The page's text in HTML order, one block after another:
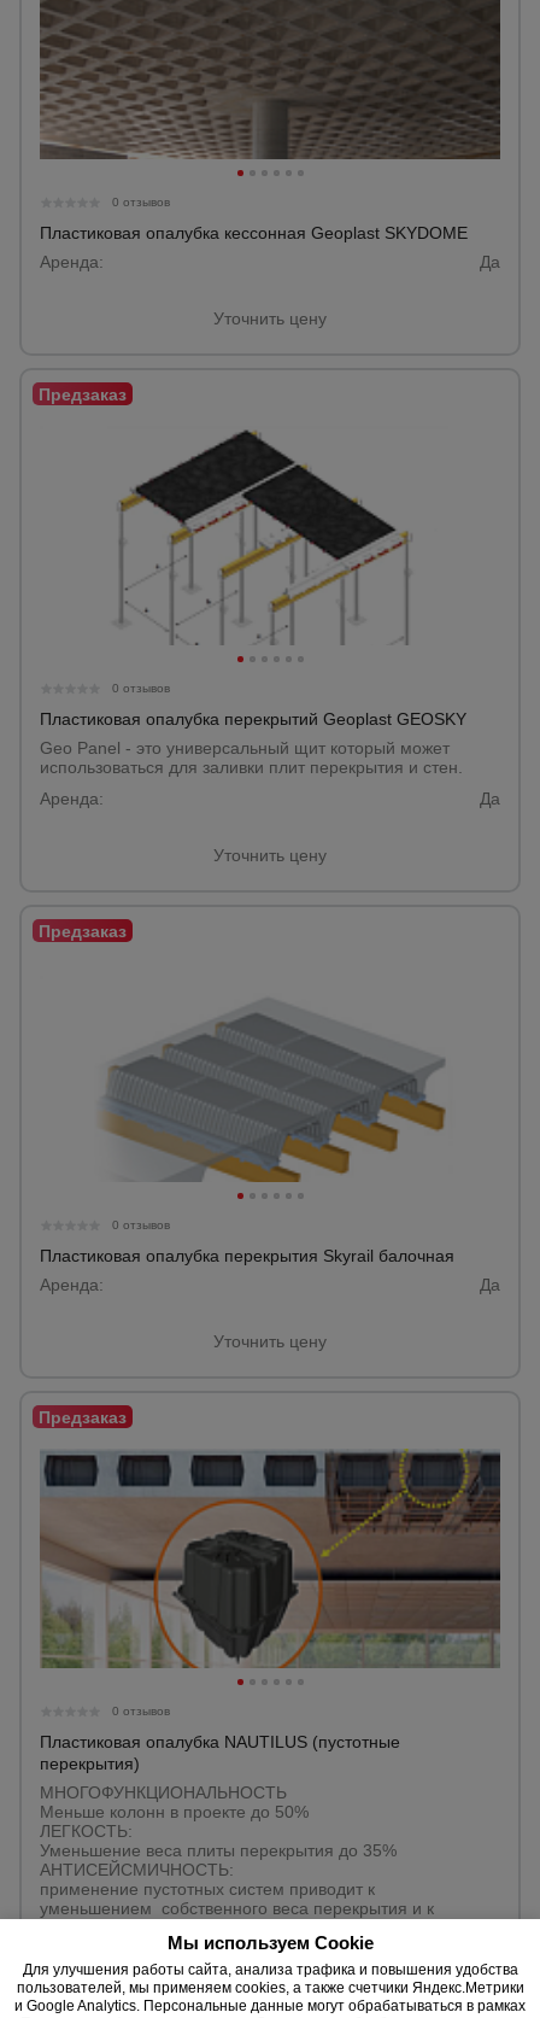
0 отзывов
Пластиковая опалубка кессонная Geoplast SKYDOME
Аренда:
Да
Уточнить цену
0 отзывов
Пластиковая опалубка перекрытий Geoplast GEOSKY
Geo Panel - это универсальный щит который может
использоваться для заливки плит перекрытия и стен.
Аренда:
Да
Уточнить цену
0 отзывов
Пластиковая опалубка перекрытия Skyrail балочная
Аренда:
Да
Уточнить цену
0 отзывов
Пластиковая опалубка NAUTILUS (пустотные
перекрытия)
МНОГОФУНКЦИОНАЛЬНОСТЬ
Меньше колонн в проекте до 50%
ЛЕГКОСТЬ:
Уменьшение веса плиты перекрытия до 35%
АНТИСЕЙСМИЧНОСТЬ:
применение пустотных систем приводит к
уменьшением собственного веса перекрытия и к
БОЛЬШИЕ ПРОЛЕТЫ:
ПРОЛЕТЫ до 16 метров
ЭКОНОМИЧНОСТЬ:
ОБЩЕЕ СНИЖЕНИЕ РАСХОДОВ ОТ 5 ДО 10%
Мы используем Cookie
Для улучшения работы сайта, анализа трафика и повышения удобства
пользователей, мы применяем cookies, а также счетчики Яндекс.Метрики
и Google Analytics. Персональные данные могут обрабатываться в рамках